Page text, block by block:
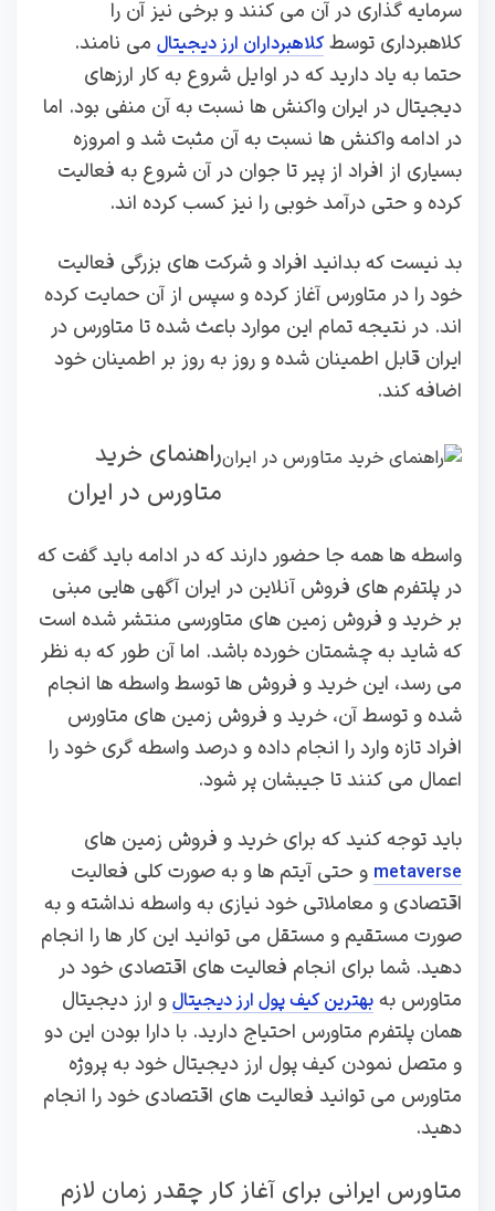
سرمایه گذاری در آن می کنند و برخی نیز آن را
کلاهبرداری توسطکلاهبرداران ارز دیجیتال می نامند.
حتما به یاد دارید که در اوایل شروع به کار ارزهای
دیجیتال در ایران واکنش ها نسبت به آن منفی بود. اما
در ادامه واکنش ها نسبت به آن مثبت شد و امروزه
بسیاری از افراد از پیر تا جوان در آن شروع به فعالیت
کرده و حتی درآمد خوبی را نیز کسب کرده اند.
بد نیست که بدانید افراد و شرکت های بزرگی فعالیت
خود را در متاورس آغاز کرده و سپس از آن حمایت کرده
اند. در نتیجه تمام این موارد باعث شده تا متاورس در
ایران قابل اطمینان شده و روز به روز بر اطمینان خود
اضافه کند.
راهنمای خرید
متاورس در ایران
واسطه ها همه جا حضور دارند که در ادامه باید گفت که
در پلتفرم های فروش آنلاین در ایران آگهی هایی مبنی
بر خرید و فروش زمین های متاورسی منتشر شده است
که شاید به چشمتان خورده باشد. اما آن طور که به نظر
می رسد، این خرید و فروش ها توسط واسطه ها انجام
شده و توسط آن، خرید و فروش زمین های متاورس
افراد تازه وارد را انجام داده و درصد واسطه گری خود را
اعمال می کنند تا جیبشان پر شود.
باید توجه کنید که برای خرید و فروش زمین های
metaverse و حتی آیتم ها و به صورت کلی فعالیت
اقتصادی و معاملاتی خود نیازی به واسطه نداشته و به
صورت مستقیم و مستقل می توانید این کار ها را انجام
دهید. شما برای انجام فعالیت های اقتصادی خود در
متاورس به بهترین کیف پول ارز دیجیتال و ارز دیجیتال
همان پلتفرم متاورس احتیاج دارید. با دارا بودن این دو
و متصل نمودن کیف پول ارز دیجیتال خود به پروژه
متاورس می توانید فعالیت های اقتصادی خود را انجام
دهید.
متاورس ایرانی برای آغاز کار چقدر زمان لازم